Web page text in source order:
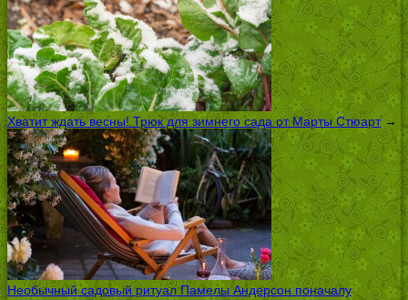
Хватит ждать весны! Трюк для зимнего сада от Марты Стюарт→
Необычный садовый ритуал Памелы Андерсон поначалу